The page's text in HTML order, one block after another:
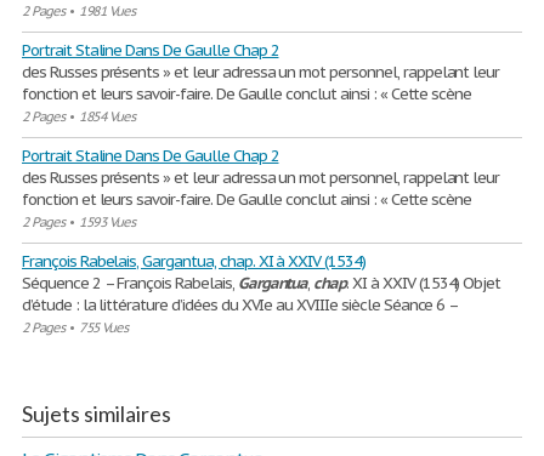
2 Pages• 1981 Vues
Portrait Staline Dans De Gaulle Chap 2
des Russes présents » et leur adressa un mot personnel, rappelant leur
fonction et leurs savoir-faire. De Gaulle conclut ainsi : « Cette scène
2 Pages• 1854 Vues
Portrait Staline Dans De Gaulle Chap 2
des Russes présents » et leur adressa un mot personnel, rappelant leur
fonction et leurs savoir-faire. De Gaulle conclut ainsi : « Cette scène
2 Pages• 1593 Vues
François Rabelais, Gargantua, chap. XI à XXIV (1534)
Séquence 2 – François Rabelais, Gargantua, chap. XI à XXIV (1534) Objet
d’étude : la littérature d’idées du XVIe au XVIIIe siècle Séance 6 –
2 Pages• 755 Vues
Sujets similaires